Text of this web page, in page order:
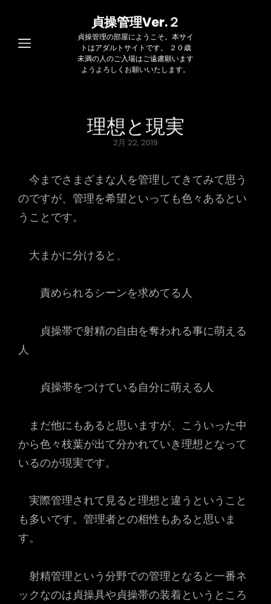
貞操管理Ver.２
貞操管理の部屋にようこそ。本サイ
トはアダルトサイトです。 ２０歳
未満の人のご入場はご遠慮願います
ようよろしくお願いいたします。
理想と現実
Posted
2月 22, 2019
今までさまざまな人を管理してきてみて思う
のですが、管理を希望といっても色々あるとい
うことです。
大まかに分けると、
責められるシーンを求めてる人
貞操帯で射精の自由を奪われる事に萌える
人
貞操帯をつけている自分に萌える人
まだ他にもあると思いますが、こういった中
から色々枝葉が出て分かれていき理想となって
いるのが現実です。
実際管理されて見ると理想と違うということ
も多いです。管理者との相性もあると思いま
す。
射精管理という分野での管理となると一番ネ
ックなのは貞操具や貞操帯の装着というところ